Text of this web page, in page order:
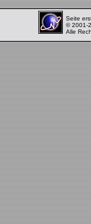
Seite
© 2001-
Alle